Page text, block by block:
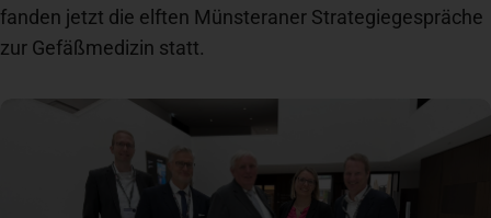
Karriere
fanden jetzt die elften Münsteraner Strategiegespräche
zur Gefäßmedizin statt.